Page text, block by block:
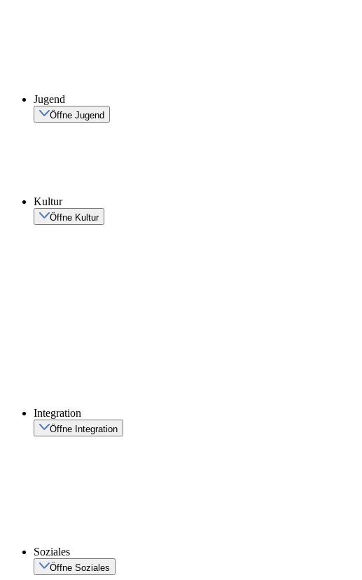
Jugend
Öffne Jugend
Kultur
Öffne Kultur
Integration
Öffne Integration
Soziales
Öffne Soziales